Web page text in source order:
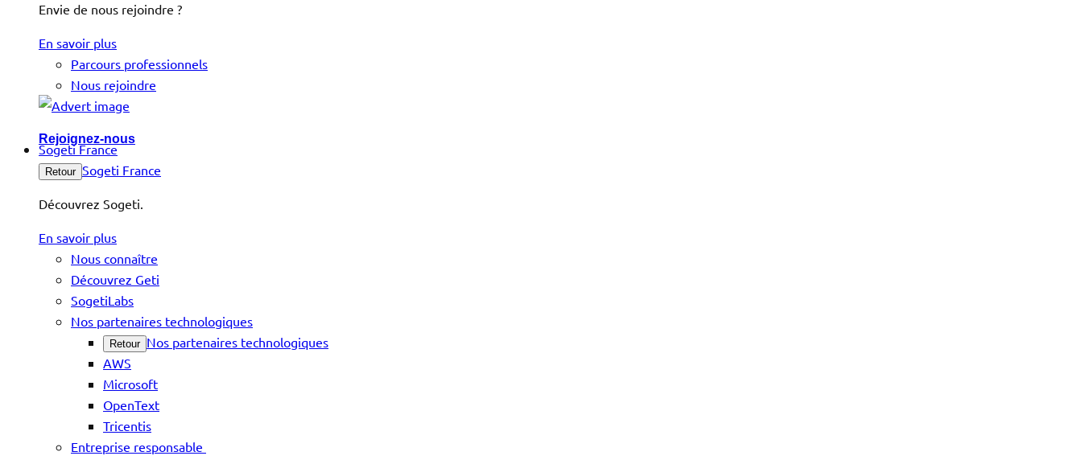
Envie de nous rejoindre ?
En savoir plus
Parcours professionnels
Nous rejoindre
Rejoignez-nous
Sogeti France
Retour Sogeti France
Découvrez Sogeti.
En savoir plus
Nous connaître
Découvrez Geti
SogetiLabs
Nos partenaires technologiques
Retour Nos partenaires technologiques
AWS
Microsoft
OpenText
Tricentis
Entreprise responsable